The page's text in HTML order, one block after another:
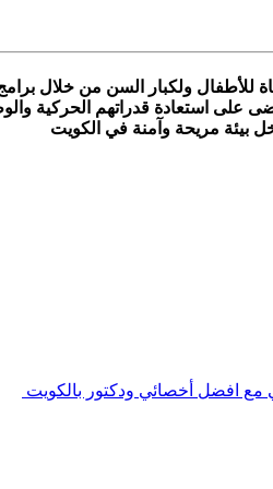
للأطفال ولكبار السن من خلال
استعادة قدراتهم الحركية
بيئة مريحة وآمنة في الكويت
مع افضل أخصائي ودكتور بالكويت